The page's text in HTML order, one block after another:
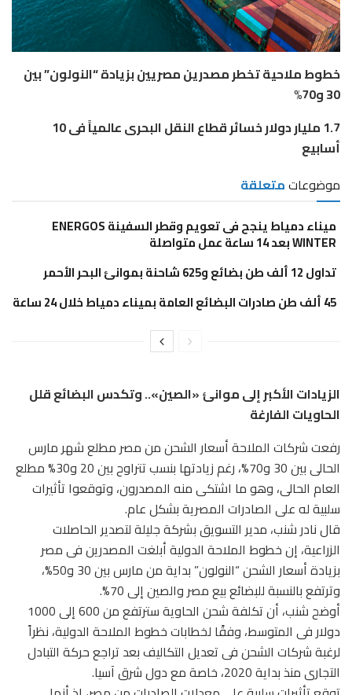
خطوط ملاحية تخطر مصدرين مصريين بزيادة “النولون” بين
30 و70%
1.7 مليار دولار خسائر قطاع النقل البحرى عالمياً فى 10
أسابيع
موضوعاتمتعلقة
​ميناء دمياط ينجح فى تعويم وقطر السفينة ENERGOS
WINTER بعد 14 ساعة عمل متواصلة
تداول 12 ألف طن بضائع و625 شاحنة بموانئ البحر الأحمر
45 ألف طن صادرات البضائع العامة بميناء دمياط خلال 24 ساعة
الزيادات الأكبر إلى موانئ «الصين».. وتكدس البضائع قلل
الحاويات الفارغة
رفعت شركات الملاحة أسعار الشحن من مصر مطلع شهر مارس
الحالى بين 30 و70%، رغم زيادتها بنسب تتراوح بين 20 و30% مطلع
العام الحالى، وهو ما اشتكى منه المصدرون، وتوقعوا تأثيرات
سلبية له على الصادرات المصرية بشكل عام.
قال نادر شنب، مدير التسويق بشركة جليلة لتصدير الحاصلات
الزراعية، إن خطوط الملاحة الدولية أبلغت المصدرين فى مصر
بزيادة أسعار الشحن “النولون” بداية من مارس بين 30 و50%،
وترتفع بالنسبة للبضائع بيع مصر والصين إلى 70%.
أوضح شنب، أن تكلفة شحن الحاوية سترتفع من 600 إلى 1000
دولار فى المتوسط، وفقًا لخطابات خطوط الملاحة الدولية، نظراً
لرغبة شركات الشحن فى تعديل التكاليف بعد تراجع حركة التبادل
التجارى منذ بداية 2020، خاصة مع دول شرق آسيا.